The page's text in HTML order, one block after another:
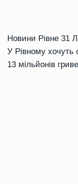
Новини Рівне 31
У Рівному хочуть
13 мільйонів